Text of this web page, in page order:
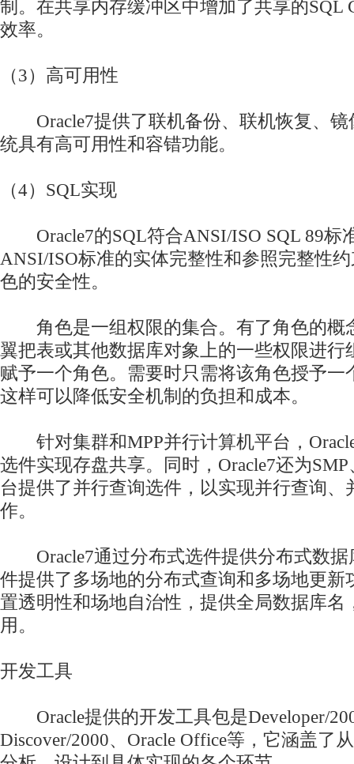
制。在共享内存缓冲区中增加了共享的SQL
效率。
（3）高可用性
Oracle7提供了联机备份、联机恢复、镜
统具有高可用性和容错功能。
（4）SQL实现
Oracle7的SQL符合ANSI/ISO SQL 89标
ANSI/ISO标准的实体完整性和参照完整性
色的安全性。
角色是一组权限的集合。有了角色的概
翼把表或其他数据库对象上的一些权限进行
赋予一个角色。需要时只需将该角色授予一
这样可以降低安全机制的负担和成本。
针对集群和MPP并行计算机平台，
选件实现存盘共享。同时，Oracle7还为
台提供了并行查询选件，以实现并行查询、
作。
Oracle7通过分布式选件提供分布式数据
件提供了多场地的分布式查询和多场地更新
置透明性和场地自治性，提供全局数据库名
用。
开发工具
Oracle提供的开发工具包是Developer/
Discover/2000、Oracle Office等，它涵盖了